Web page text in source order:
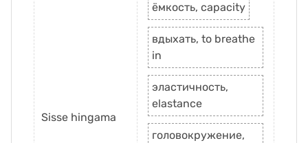
Sisse hingama
ёмкость, capacity
вдыхать, to breathe
in
эластичность,
elastance
головокружение,